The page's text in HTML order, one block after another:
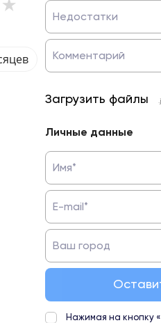
Недостатки
Комментарий
Загрузить файлы
Личные данные
Имя*
E-mail*
Ваш город
Нажимая на кнопку